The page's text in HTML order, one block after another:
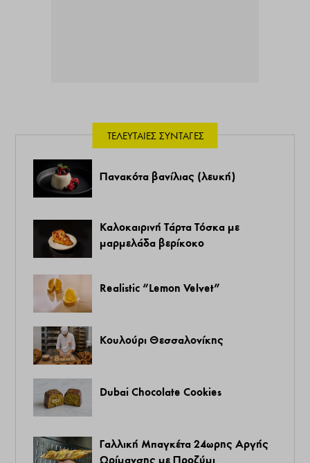
ΤΕΛΕΥΤΑΊΕΣ ΣΥΝΤΑΓΈΣ
Πανακότα βανίλιας (λευκή)
Καλοκαιρινή Τάρτα Τόσκα με
μαρμελάδα βερίκοκο
Realistic “Lemon Velvet”
Κουλούρι Θεσσαλονίκης
Dubai Chocolate Cookies
Γαλλική Μπαγκέτα 24ωρης Αργής
Ωρίμανσης με Προζύμι